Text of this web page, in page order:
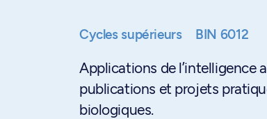
Cycles supérieurs BIN 6012
Applications de l’intelligence
publications et projets
biologiques.